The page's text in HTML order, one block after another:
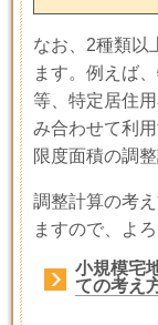
なお、 2種類以
ます。例えば
等、特定居住
み合わせて利
限度面積の調
調整計算の考
ますので、よ
小規模宅
ての考え